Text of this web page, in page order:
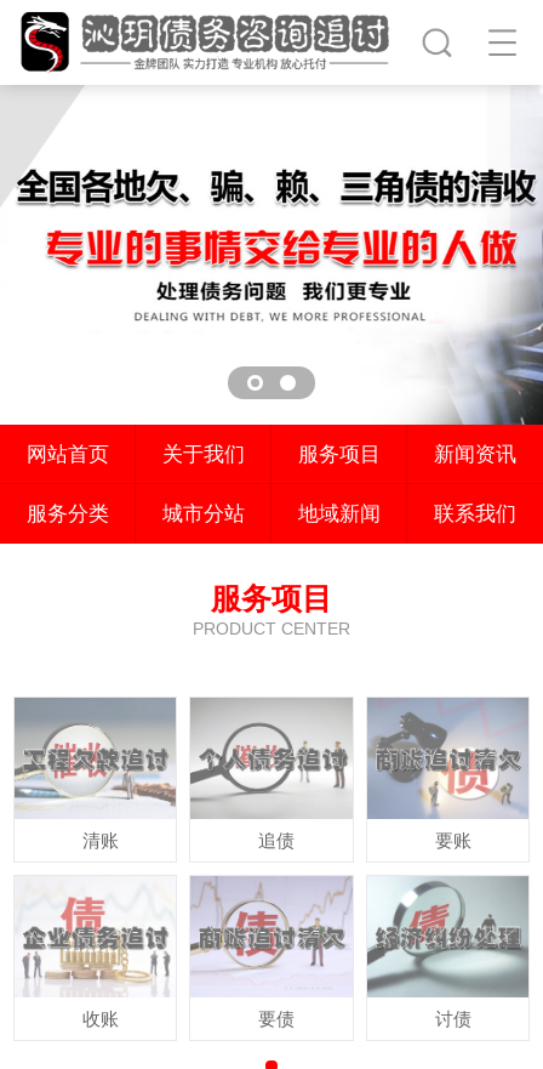
网站首页 关于我们 服务项目 新闻资讯
服务分类 城市分站 地域新闻 联系我们
服务项目
PRODUCT CENTER
清账
收账
追债
要债
要账
讨债